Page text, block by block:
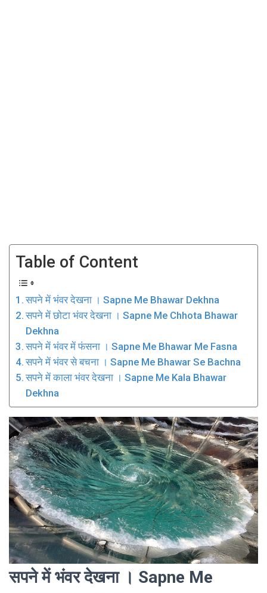
Table of Content
सपने में भंवर देखना । Sapne Me Bhawar Dekhna
सपने में छोटा भंवर देखना । Sapne Me Chhota Bhawar
Dekhna
सपने में भंवर में फंसना । Sapne Me Bhawar Me Fasna
सपने में भंवर से बचना । Sapne Me Bhawar Se Bachna
सपने में काला भंवर देखना । Sapne Me Kala Bhawar
Dekhna
सपने में भंवर देखना । Sapne Me